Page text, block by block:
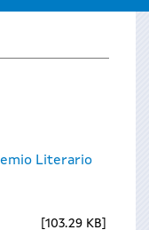
Literario
103.29 KB